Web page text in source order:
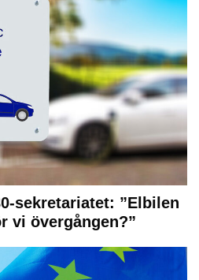
sekretariatet: ”Elbilen
vi övergången?”